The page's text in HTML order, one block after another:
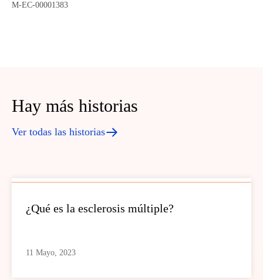
M-EC-00001383
Hay más historias
Ver todas las historias
¿Qué es la esclerosis múltiple?
11 Mayo, 2023